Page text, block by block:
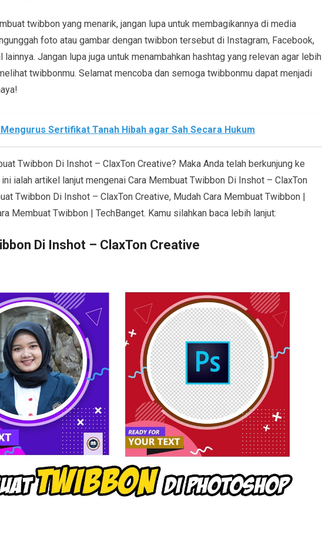
twibbon yang menarik, jangan lupa untuk membagikannya di media
foto atau gambar dengan twibbon tersebut di Instagram, Facebook,
Jangan lupa juga untuk menambahkan hashtag yang relevan agar lebih
twibbonmu. Selamat mencoba dan semoga twibbonmu dapat menjadi
Sertifikat Tanah Hibah agar Sah Secara Hukum
Twibbon Di Inshot – ClaxTon Creative? Maka Anda telah berkunjung ke
ialah artikel lanjut mengenai Cara Membuat Twibbon Di Inshot – ClaxTon
Twibbon Di Inshot – ClaxTon Creative, Mudah Cara Membuat Twibbon |
Membuat Twibbon | TechBanget. Kamu silahkan baca lebih lanjut:
Di Inshot – ClaxTon Creative